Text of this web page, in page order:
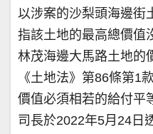
以涉案的沙梨頭海邊街
指該土地的最高總價值
林茂海邊大馬路土地的
《土地法》第86條第1
價值必須相若的給付平
司長於2022年5月24日